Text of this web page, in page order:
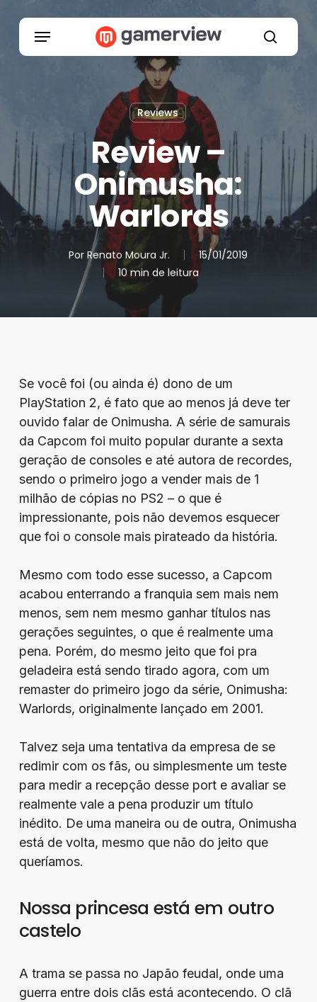
search
Menu
Reviews
Review –
Onimusha:
Warlords
Por Renato Moura Jr.
15/01/2019
10 min de leitura
Se você foi (ou ainda é) dono de um
PlayStation 2, é fato que ao menos já deve ter
ouvido falar de Onimusha. A série de samurais
da Capcom foi muito popular durante a sexta
geração de consoles e até autora de recordes,
sendo o primeiro jogo a vender mais de 1
milhão de cópias no PS2 – o que é
impressionante, pois não devemos esquecer
que foi o console mais pirateado da história.
Mesmo com todo esse sucesso, a Capcom
acabou enterrando a franquia sem mais nem
menos, sem nem mesmo ganhar títulos nas
gerações seguintes, o que é realmente uma
pena. Porém, do mesmo jeito que foi pra
geladeira está sendo tirado agora, com um
remaster do primeiro jogo da série, Onimusha:
Warlords, originalmente lançado em 2001.
Talvez seja uma tentativa da empresa de se
redimir com os fãs, ou simplesmente um teste
para medir a recepção desse port e avaliar se
realmente vale a pena produzir um título
inédito. De uma maneira ou de outra, Onimusha
está de volta, mesmo que não do jeito que
queríamos.
Nossa princesa está em outro
castelo
A trama se passa no Japão feudal, onde uma
guerra entre dois clãs está acontecendo. O clã